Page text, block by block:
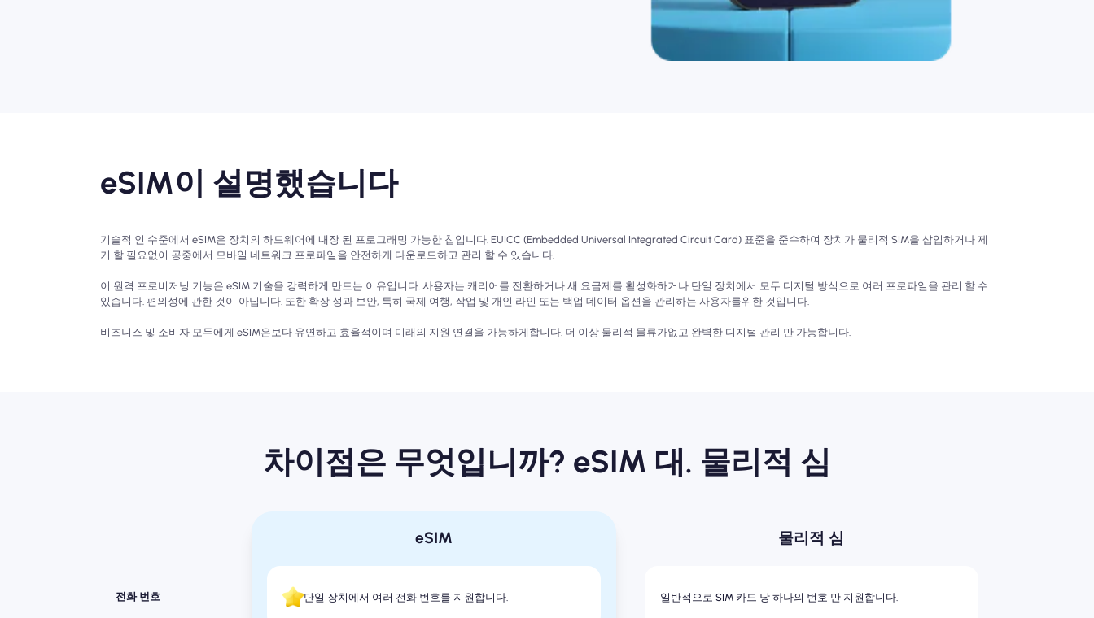
eSIM이 설명했습니다
기술적 인 수준에서 eSIM은 장치의 하드웨어에 내장 된 프로그래밍 가능한 칩입니다. EUICC (Embedded Universal Integrated Circuit Card) 표준을 준수하여 장치가 물리적 SIM을 삽입하거나 제
거 할 필요없이 공중에서 모바일 네트워크 프로파일을 안전하게 다운로드하고 관리 할 수 ​​있습니다.
이 원격 프로비저닝 기능은 eSIM 기술을 강력하게 만드는 이유입니다. 사용자는 캐리어를 전환하거나 새 요금제를 활성화하거나 단일 장치에서 모두 디지털 방식으로 여러 프로파일을 관리 할 수 ​​
있습니다. 편의성에 관한 것이 아닙니다. 또한 확장 성과 보안, 특히 국제 여행, 작업 및 개인 라인 또는 백업 데이터 옵션을 관리하는 사용자를위한 것입니다.
비즈니스 및 소비자 모두에게 eSIM은보다 유연하고 효율적이며 미래의 지원 연결을 가능하게합니다. 더 이상 물리적 물류가없고 완벽한 디지털 관리 만 가능합니다.
차이점은 무엇입니까? eSIM 대. 물리적 심
전화 번호
eSIM
단일 장치에서 여러 전화 번호를 지원합니다.
물리적 심
일반적으로 SIM 카드 당 하나의 번호 만 지원합니다.